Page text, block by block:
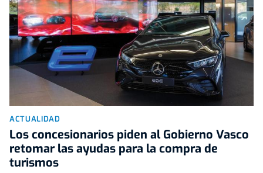
ACTUALIDAD
Los concesionarios piden al Gobierno Vasco
retomar las ayudas para la compra de
turismos